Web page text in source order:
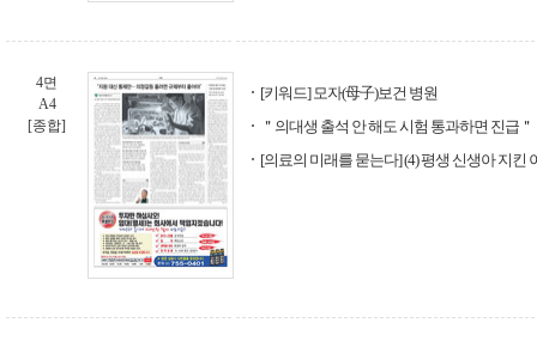
4면
A4
[종합]
[키워드] 모자(母子)보건 병원
＂의대생 출석 안 해도 시험 통과하면 진급＂
[의료의 미래를 묻는다] (4) 평생 신생아 지킨